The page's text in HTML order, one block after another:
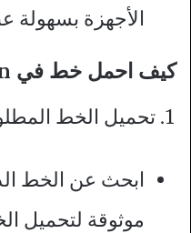
الأجهزة بسهولة
كيف احمل خط في vn؟
1. تحميل الخط المطلوب:
ابحث عن الخط
موثوقة لتحميل